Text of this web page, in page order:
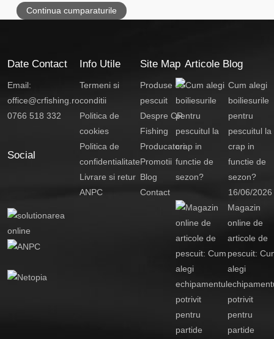
Continua cumparaturile
Date Contact
Email:
office@crfishing.ro
0766 518 332
Social
Info Utile
Termeni si
conditii
Politica de
cookies
Politica de
confidentialitate
Livrare si retur
ANPC
Site Map
Produse de
pescuit
Despre CR
Fishing
Producatori
Promotii
Blog
Contact
Articole Blog
Cum alegi
boiliesurile
pentru
pescuitul la
crap in
functie de
sezon?
16/06/2026
Magazin
online de
articole de
pescuit:
alegi
potrivit
pentru
partide